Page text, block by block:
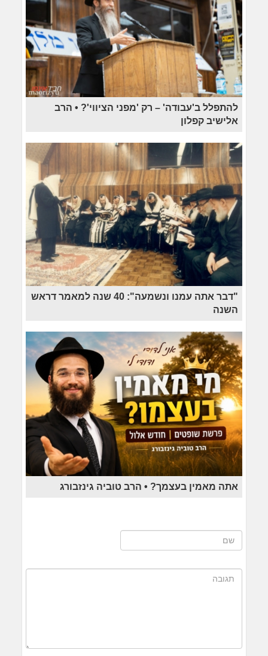
להתפלל ב'עבודה' – רק 'מפני הציווי'? • הרב
אלישיב קפלון
"דבר אתה עמנו ונשמעה": 40 שנה למאמר דראש
השנה
אתה מאמין בעצמך? • הרב טוביה גינזבורג